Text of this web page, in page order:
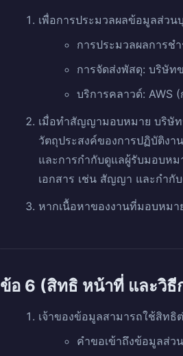
เพื่อการประมวลผลข้อมูลส่ว
การประมวลผลการช
การจัดส่งพัสดุ: บริษัท
บริการคลาวด์: AWS
เมื่อทำสัญญามอบหมาย บริษัท
วัตถุประสงค์ของการปฏิบัติง
และการกำกับดูแลผู้รับมอบห
เอกสาร เช่น สัญญา และกำกั
หากเนื้อหาของงานที่มอบหมา
ข้อ 6 (สิทธิ หน้าที่ และวิธี
เจ้าของข้อมูลสามารถใช้สิทธิ
คำขอเข้าถึงข้อมูลส่ว